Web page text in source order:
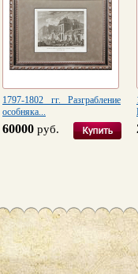
1797-1802 гг. Разграбление
особняка...
60000 руб.